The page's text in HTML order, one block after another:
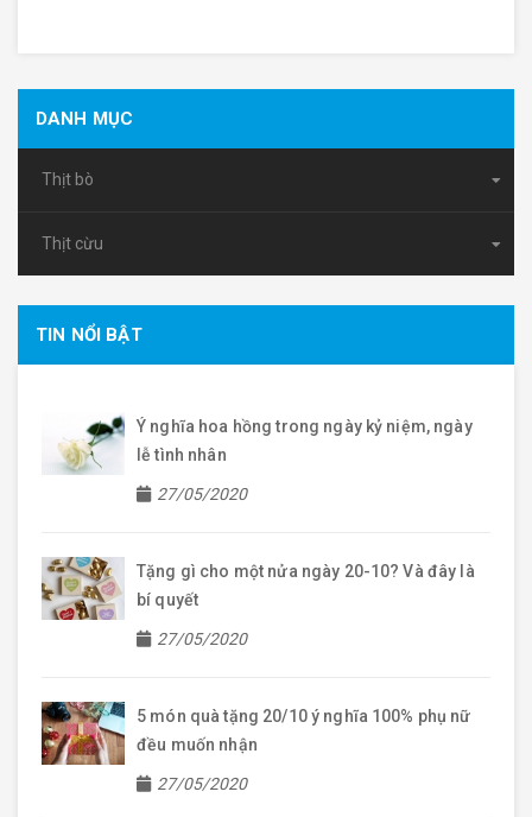
DANH MỤC
Thịt bò
Thịt cừu
TIN NỔI BẬT
Ý nghĩa hoa hồng trong ngày kỷ niệm, ngày
lễ tình nhân
27/05/2020
Tặng gì cho một nửa ngày 20-10? Và đây là
bí quyết
27/05/2020
5 món quà tặng 20/10 ý nghĩa 100% phụ nữ
đều muốn nhận
27/05/2020